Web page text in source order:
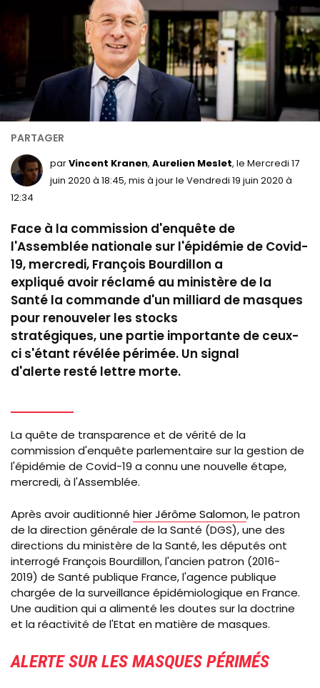
parVincent Kranen Aurelien Meslet, le Mercredi 17
juin 2020 à 18:45, mis à jour le Vendredi 19 juin 2020 à
12:34
Face à la commission d'enquête de
l'Assemblée nationale sur l'épidémie de Covid-
19, mercredi, François Bourdillon a
expliqué avoir réclamé au ministère de la
Santé la commande d'un milliard de masques
pour renouveler les stocks
stratégiques, une partie importante de ceux-
ci s'étant révélée périmée. Un signal
d'alerte resté lettre morte.
La quête de transparence et de vérité de la
commission d'enquête parlementaire sur la gestion de
l'épidémie de Covid-19 a connu une nouvelle étape,
mercredi, à l'Assemblée.
Après avoir auditionné hier Jérôme Salomon, le patron
de la direction générale de la Santé (DGS), une des
directions du ministère de la Santé, les députés ont
interrogé François Bourdillon, l'ancien patron (2016-
2019) de Santé publique France, l'agence publique
chargée de la surveillance épidémiologique en France.
Une audition qui a alimenté les doutes sur la doctrine
et la réactivité de l'Etat en matière de masques.
ALERTE SUR LES MASQUES PÉRIMÉS